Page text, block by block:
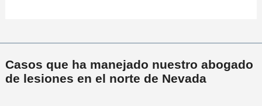
Casos que ha manejado nuestro abogado
de lesiones en el norte de Nevada